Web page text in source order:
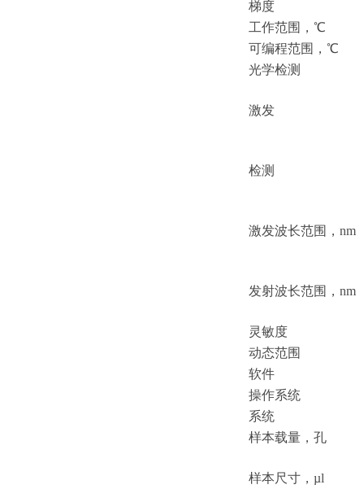
梯度
工作范围， ℃
可编程范围， ℃
光学检测
激发
检测
激发波长范围， nm
发射波长范围， nm
灵敏度
动态范围
软件
操作系统
系统
样本载量，孔
样本尺寸， µl